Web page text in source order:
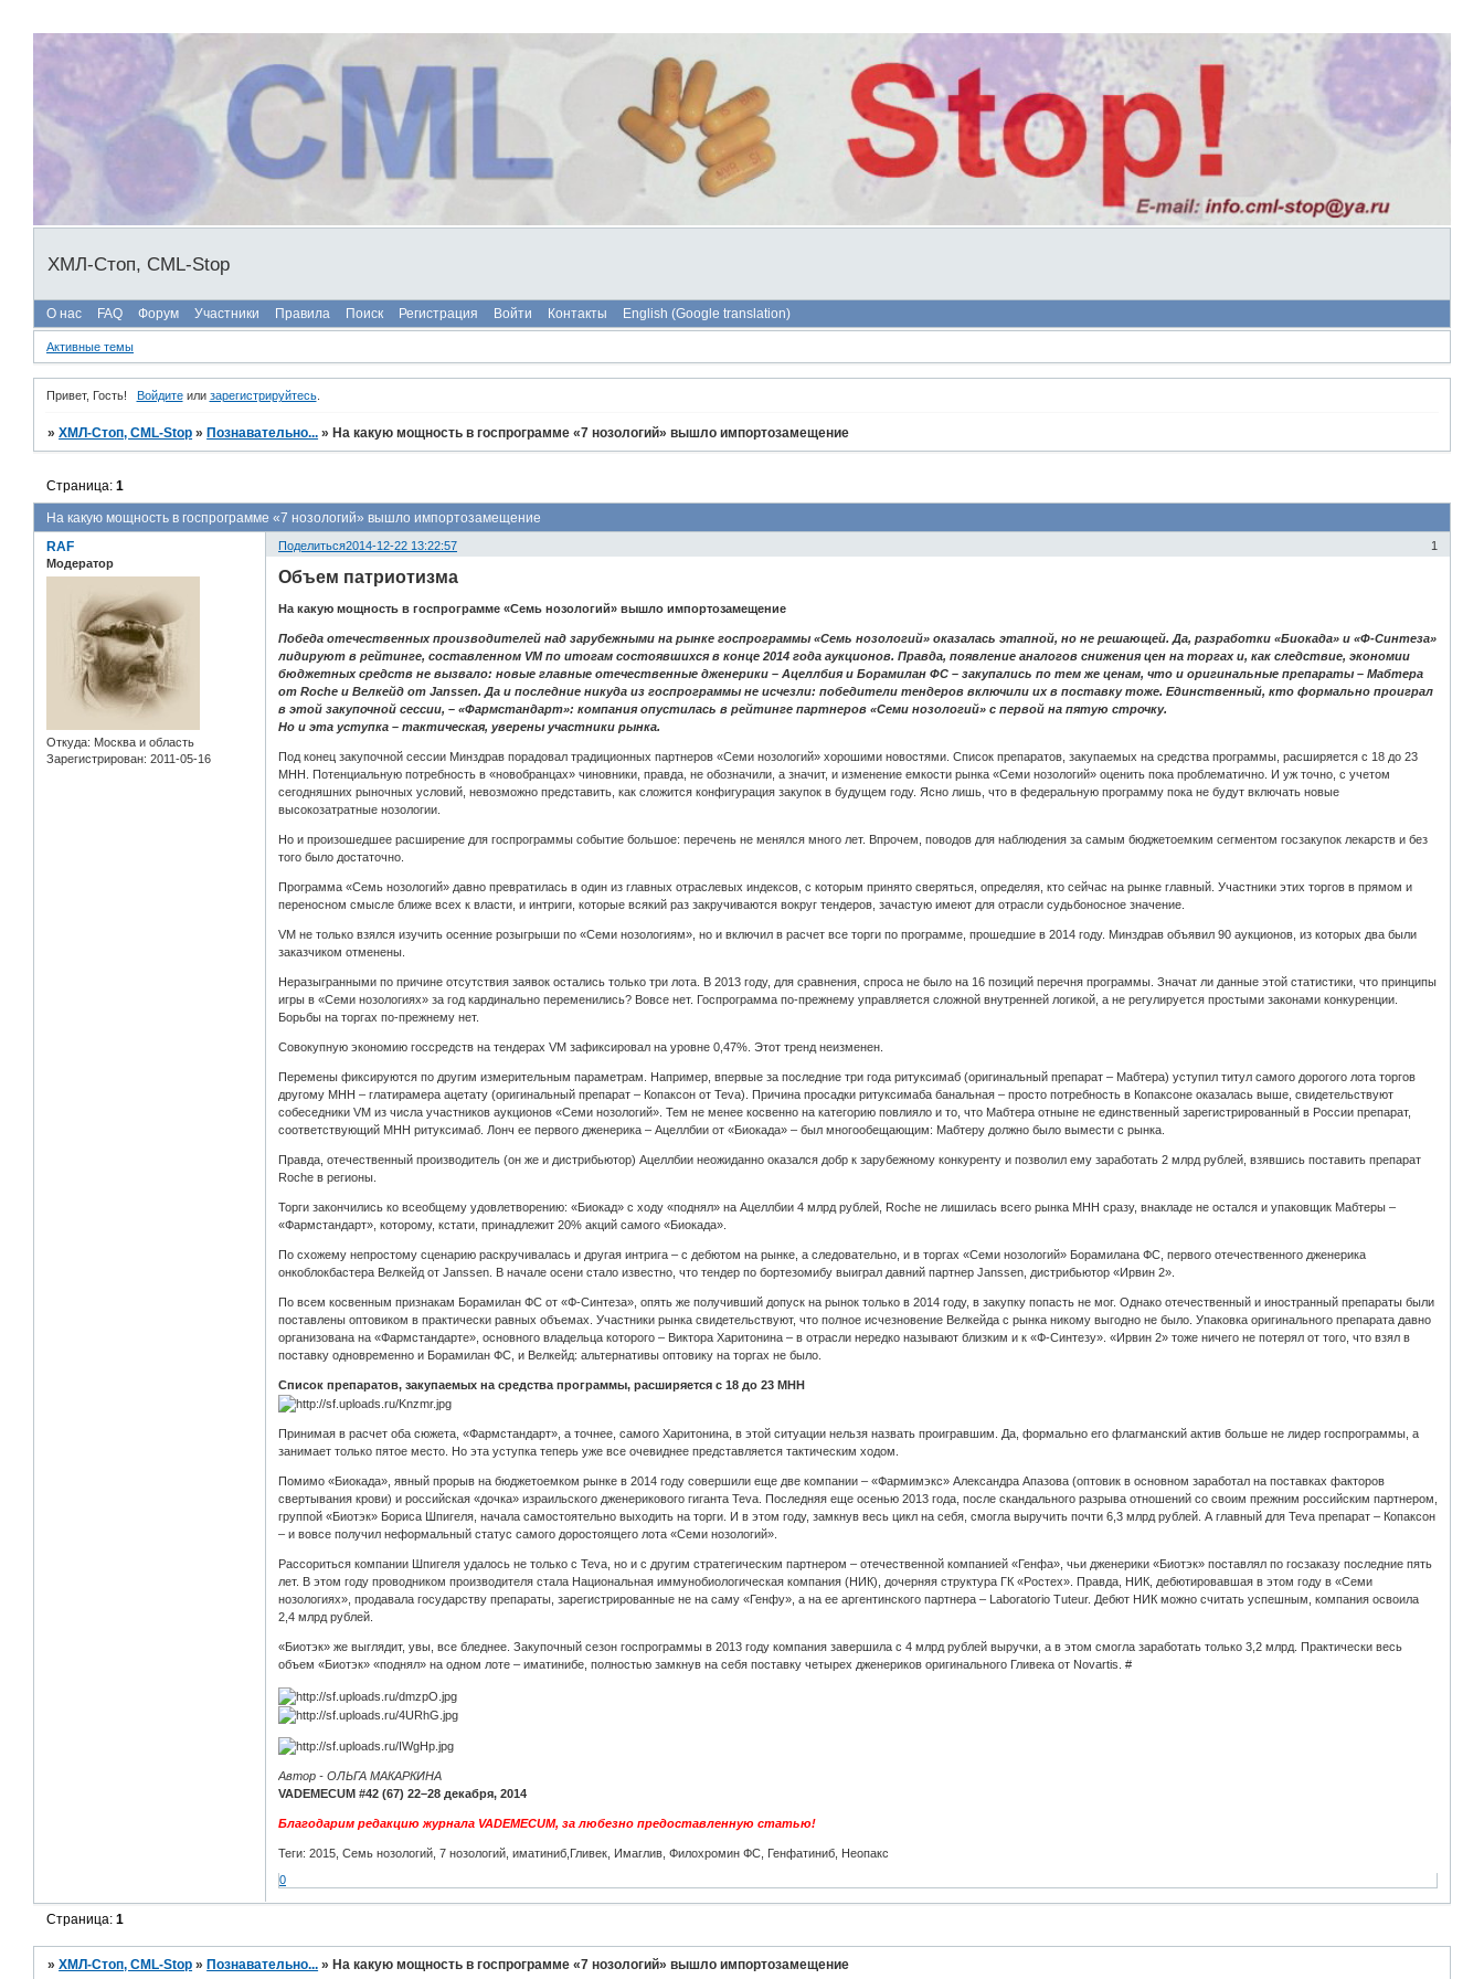
ХМЛ-Стоп, CML-Stop
О нас FAQ Форум Участники Правила Поиск Регистрация Войти Контакты English (Google translation)
Активные темы
Привет, Гость! Войдитеили зарегистрируйтесь.
»ХМЛ-Стоп, CML-Stop »Познавательно... »На какую мощность в госпрограмме «7 нозологий» вышло импортозамещение
На какую мощность в госпрограмме «7 нозологий» вышло импортозамещение
Страница:1
Поделиться 1
2014-12-22 13:22:57
RAF
Модератор
Откуда: Москва и область
Зарегистрирован: 2011-05-16
Объем патриотизма
На какую мощность в госпрограмме «Семь нозологий» вышло импортозамещение
Победа отечественных производителей над зарубежными на рынке госпрограммы «Семь нозологий» оказалась этапной, но не решающей. Да, разработки «Биокада» и «Ф‑Синтеза»
лидируют в рейтинге, составленном VM по итогам состоявшихся в конце 2014 года аукционов. Правда, появление аналогов снижения цен на торгах и, как следствие, экономии
бюджетных средств не вызвало: новые главные отечественные дженерики – Ацеллбия и Борамилан ФС – закупались по тем же ценам, что и оригинальные препараты – Мабтера
от Roche и Велкейд от Janssen. Да и последние никуда из госпрограммы не исчезли: победители тендеров включили их в поставку тоже. Единственный, кто формально проиграл
в этой закупочной сессии, – «Фармстандарт»: компания опустилась в рейтинге партнеров «Семи нозологий» с первой на пятую строчку.
Но и эта уступка – тактическая, уверены участники рынка.
Под конец закупочной сессии Минздрав порадовал традиционных партнеров «Семи нозологий» хорошими новостями. Список препаратов, закупаемых на средства программы, расширяется с 18 до 23
МНН. Потенциальную потребность в «новобранцах» чиновники, правда, не обозначили, а значит, и изменение емкости рынка «Семи нозологий» оценить пока проблематично. И уж точно, с учетом
сегодняшних рыночных условий, невозможно представить, как сложится конфигурация закупок в будущем году. Ясно лишь, что в федеральную программу пока не будут включать новые
высокозатратные нозологии.
Но и произошедшее расширение для госпрограммы событие большое: перечень не менялся много лет. Впрочем, поводов для наблюдения за самым бюджетоемким сегментом госзакупок лекарств и без
того было достаточно.
Программа «Семь нозологий» давно превратилась в один из главных отраслевых индексов, с которым принято сверяться, определяя, кто сейчас на рынке главный. Участники этих торгов в прямом и
переносном смысле ближе всех к власти, и интриги, которые всякий раз закручиваются вокруг тендеров, зачастую имеют для отрасли судьбоносное значение.
VM не только взялся изучить осенние розыгрыши по «Семи нозологиям», но и включил в расчет все торги по программе, прошедшие в 2014 году. Минздрав объявил 90 аукционов, из которых два были
заказчиком отменены.
Неразыгранными по причине отсутствия заявок остались только три лота. В 2013 году, для сравнения, спроса не было на 16 позиций перечня программы. Значат ли данные этой статистики, что принципы
игры в «Семи нозологиях» за год кардинально переменились? Вовсе нет. Госпрограмма по‑прежнему управляется сложной внутренней логикой, а не регулируется простыми законами конкуренции.
Борьбы на торгах по‑прежнему нет.
Совокупную экономию госсредств на тендерах VM зафиксировал на уровне 0,47%. Этот тренд неизменен.
Перемены фиксируются по другим измерительным параметрам. Например, впервые за последние три года ритуксимаб (оригинальный препарат – Мабтера) уступил титул самого дорогого лота торгов
другому МНН – глатирамера ацетату (оригинальный препарат – Копаксон от Teva). Причина просадки ритуксимаба банальная – просто потребность в Копаксоне оказалась выше, свидетельствуют
собеседники VM из числа участников аукционов «Семи нозологий». Тем не менее косвенно на категорию повлияло и то, что Мабтера отныне не единственный зарегистрированный в России препарат,
соответствующий МНН ритуксимаб. Лонч ее первого дженерика – Ацеллбии от «Биокада» – был многообещающим: Мабтеру должно было вымести с рынка.
Правда, отечественный производитель (он же и дистрибьютор) Ацеллбии неожиданно оказался добр к зарубежному конкуренту и позволил ему заработать 2 млрд рублей, взявшись поставить препарат
Roche в регионы.
Торги закончились ко всеобщему удовлетворению: «Биокад» с ходу «поднял» на Ацеллбии 4 млрд рублей, Roche не лишилась всего рынка МНН сразу, внакладе не остался и упаковщик Мабтеры –
«Фармстандарт», которому, кстати, принадлежит 20% акций самого «Биокада».
По схожему непростому сценарию раскручивалась и другая интрига – с дебютом на рынке, а следовательно, и в торгах «Семи нозологий» Борамилана ФС, первого отечественного дженерика
онкоблокбастера Велкейд от Janssen. В начале осени стало известно, что тендер по бортезомибу выиграл давний партнер Janssen, дистрибьютор «Ирвин 2».
По всем косвенным признакам Борамилан ФС от «Ф‑Синтеза», опять же получивший допуск на рынок только в 2014 году, в закупку попасть не мог. Однако отечественный и иностранный препараты были
поставлены оптовиком в практически равных объемах. Участники рынка свидетельствуют, что полное исчезновение Велкейда с рынка никому выгодно не было. Упаковка оригинального препарата давно
организована на «Фармстандарте», основного владельца которого – Виктора Харитонина – в отрасли нередко называют близким и к «Ф‑Синтезу». «Ирвин 2» тоже ничего не потерял от того, что взял в
поставку одновременно и Борамилан ФС, и Велкейд: альтернативы оптовику на торгах не было.
Список препаратов, закупаемых на средства программы, расширяется с 18 до 23 МНН
Принимая в расчет оба сюжета, «Фармстандарт», а точнее, самого Харитонина, в этой ситуации нельзя назвать проигравшим. Да, формально его флагманский актив больше не лидер госпрограммы, а
занимает только пятое место. Но эта уступка теперь уже все очевиднее представляется тактическим ходом.
Помимо «Биокада», явный прорыв на бюджетоемком рынке в 2014 году совершили еще две компании – «Фармимэкс» Александра Апазова (оптовик в основном заработал на поставках факторов
свертывания крови) и российская «дочка» израильского дженерикового гиганта Teva. Последняя еще осенью 2013 года, после скандального разрыва отношений со своим прежним российским партнером,
группой «Биотэк» Бориса Шпигеля, начала самостоятельно выходить на торги. И в этом году, замкнув весь цикл на себя, смогла выручить почти 6,3 млрд рублей. А главный для Teva препарат – Копаксон
– и вовсе получил неформальный статус самого доростоящего лота «Семи нозологий».
Рассориться компании Шпигеля удалось не только с Teva, но и с другим стратегическим партнером – отечественной компанией «Генфа», чьи дженерики «Биотэк» поставлял по госзаказу последние пять
лет. В этом году проводником производителя стала Национальная иммунобиологическая компания (НИК), дочерняя структура ГК «Ростех». Правда, НИК, дебютировавшая в этом году в «Семи
нозологиях», продавала государству препараты, зарегистрированные не на саму «Генфу», а на ее аргентинского партнера – Laboratorio Tuteur. Дебют НИК можно считать успешным, компания освоила
2,4 млрд рублей.
«Биотэк» же выглядит, увы, все бледнее. Закупочный сезон госпрограммы в 2013 году компания завершила с 4 млрд рублей выручки, а в этом смогла заработать только 3,2 млрд. Практически весь
объем «Биотэк» «поднял» на одном лоте – иматинибе, полностью замкнув на себя поставку четырех дженериков оригинального Гливека от Novartis. #
Автор - ОЛЬГА МАКАРКИНА
VADEMECUM #42 (67) 22–28 декабря, 2014
Благодарим редакцию журнала VADEMECUM, за любезно предоставленную статью!
Теги: 2015, Семь нозологий, 7 нозологий, иматиниб,Гливек, Имаглив, Филохромин ФС, Генфатиниб, Неопакс
0
Страница:1
»ХМЛ-Стоп, CML-Stop » Познавательно... » На какую мощность в госпрограмме «7 нозологий» вышло импортозамещение